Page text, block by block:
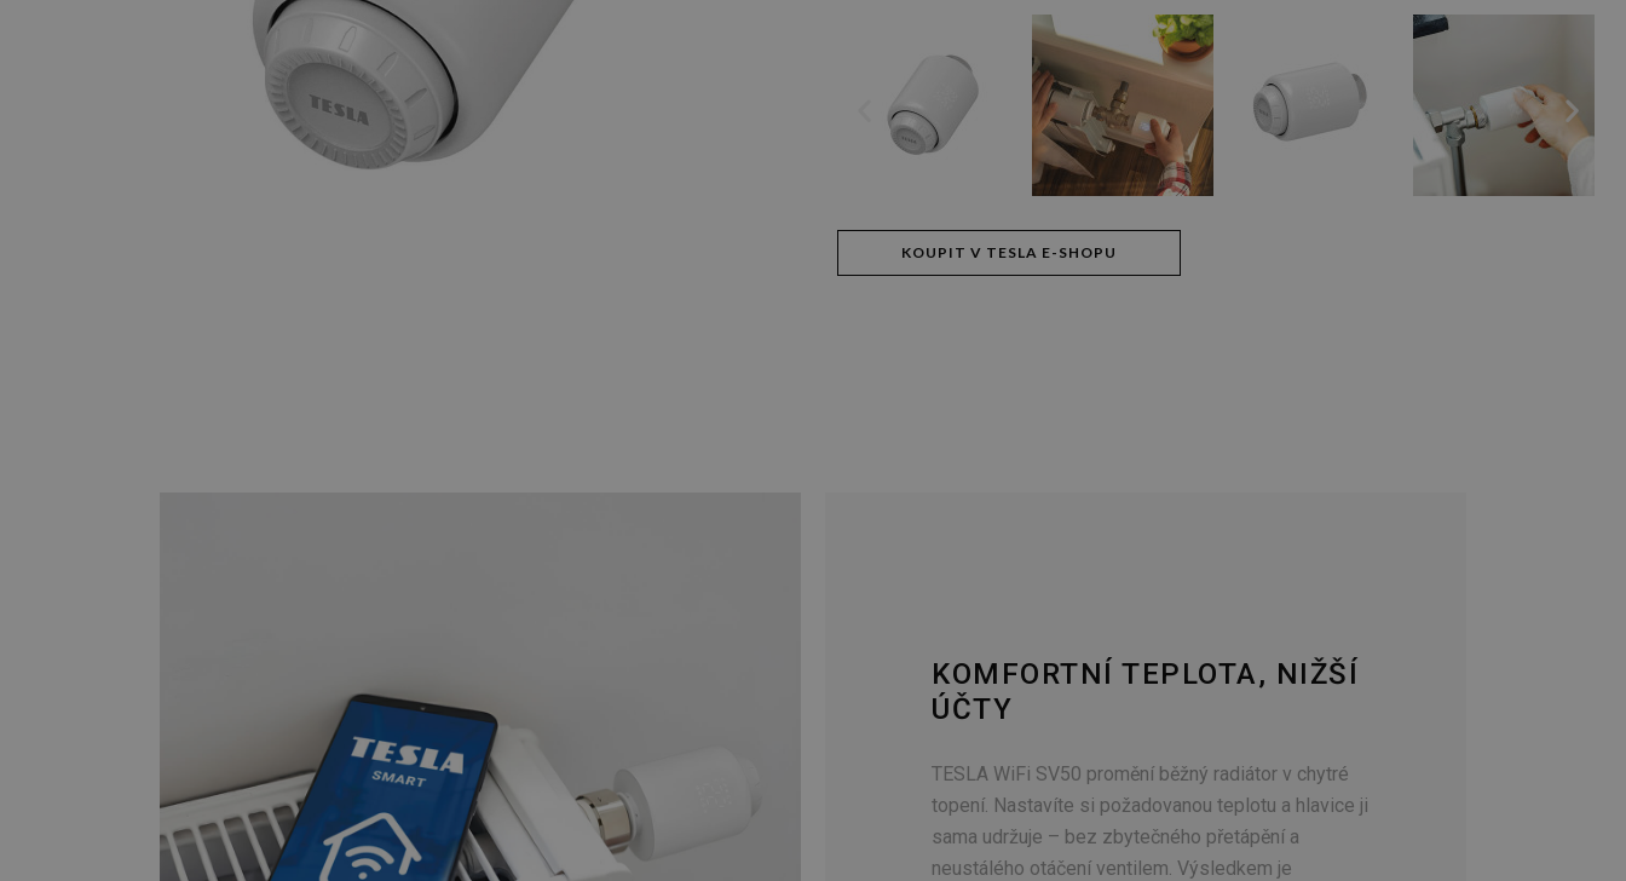
KOUPIT V TESLA E-SHOPU
KOMFORTNÍ TEPLOTA, NIŽŠÍ
ÚČTY
TESLA WiFi SV50 promění běžný radiátor v chytré
topení. Nastavíte si požadovanou teplotu a hlavice ji
sama udržuje – bez zbytečného přetápění a
neustálého otáčení ventilem. Výsledkem je